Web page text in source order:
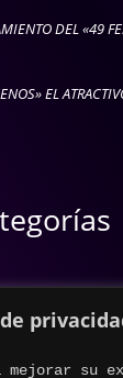
mejorar
DEL «49
EL